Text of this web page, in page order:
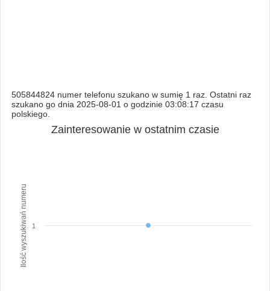
505844824 numer telefonu szukano w sumię 1 raz. Ostatni raz
szukano go dnia 2025-08-01 o godzinie 03:08:17 czasu
polskiego.
Ilość wyszukiwań numeru
Zainteresowanie w ostatnim czasie
1